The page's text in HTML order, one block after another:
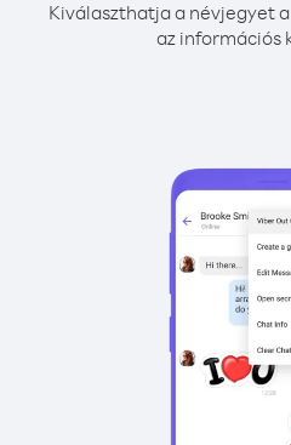
Kiválaszthatja a névjegyet
az információs